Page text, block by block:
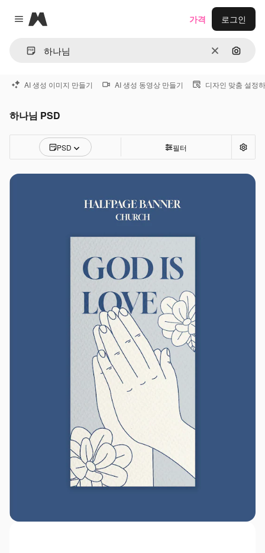
Close menu
Magnific
지우기이미지
가격 로그인
AI 생성 이미지 만들기 AI 생성 동영상 만들기 디자인 맞춤 설정
하나님 PSD
PSD 필터